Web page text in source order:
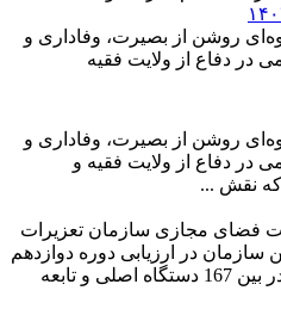
و جلوه‌ای روشن از بصیرت، وفاداری و
در دفاع از ولایت فقیه
و جلوه‌ای روشن از بصیرت، وفاداری و
در دفاع از ولایت فقیه و
که نقش ...
فضای مجازی سازمان تعزیرات
در ارزیابی دوره دوازدهم
پایش کیفیت خدمات الکترونیک در بین 167 دستگاه‌ اصلی و تابعه